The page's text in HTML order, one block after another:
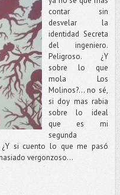
contar sin
desvelar la
identidad Secreta
del ingeniero.
Peligroso. ¿Y
sobre lo que
mola Los
Molinos?... no sé,
si doy mas rabia
sobre lo ideal
que es mi
segunda
¿Y si cuento lo que me pasó
vergonzoso...